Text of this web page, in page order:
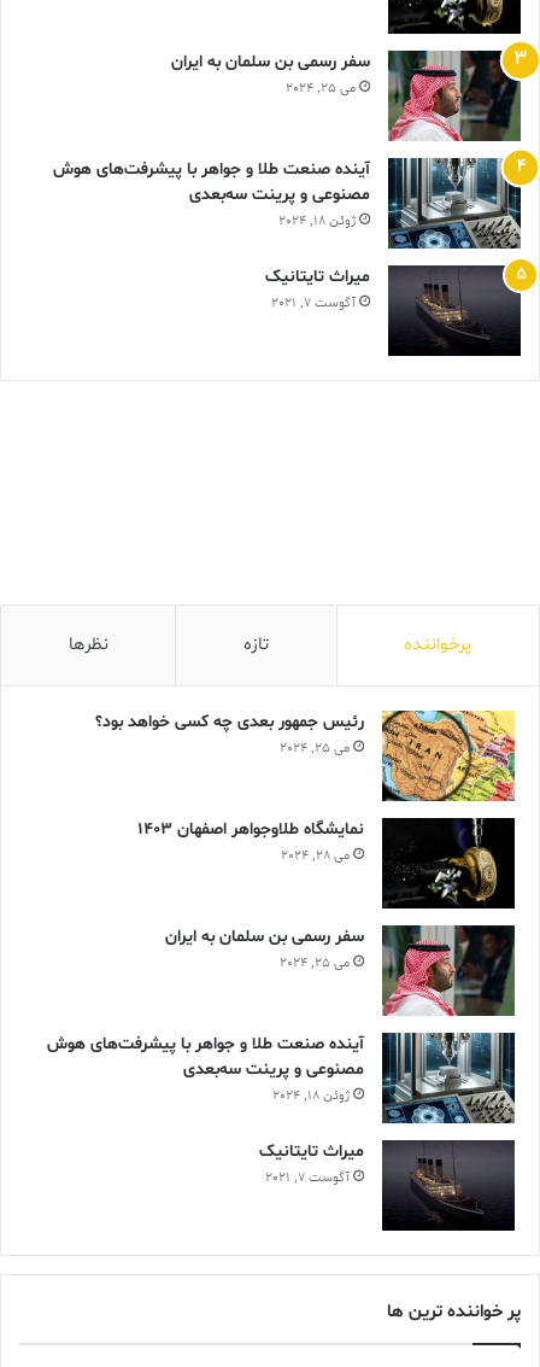
سفر رسمی بن سلمان به ایران
می 25, 2024
آینده صنعت طلا و جواهر با پیشرفت‌های هوش
مصنوعی و پرینت سه‌بعدی
ژوئن 18, 2024
ميراث تايتانيک
آگوست 7, 2021
پرخواننده تازه نظرها
رئیس جمهور بعدی چه کسی خواهد بود؟
می 25, 2024
نمایشگاه طلاوجواهر اصفهان 1403
می 28, 2024
سفر رسمی بن سلمان به ایران
می 25, 2024
آینده صنعت طلا و جواهر با پیشرفت‌های هوش
مصنوعی و پرینت سه‌بعدی
ژوئن 18, 2024
ميراث تايتانيک
آگوست 7, 2021
پر خواننده ترین ها